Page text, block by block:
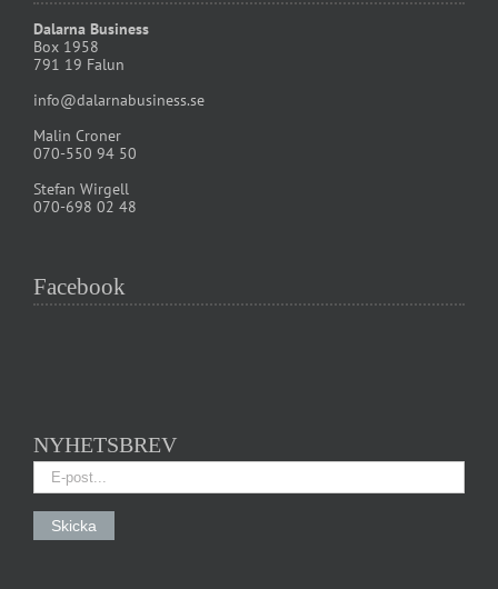
Dalarna Business
Box 1958
791 19 Falun
info@dalarnabusiness.se
Malin Croner
070-550 94 50
Stefan Wirgell
070-698 02 48
Facebook
NYHETSBREV